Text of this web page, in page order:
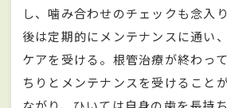
し、噛み合わせのチェックも念入
後は定期的にメンテナンスに通い
ケアを受ける。根管治療が終わっ
ちりとメンテナンスを受けること